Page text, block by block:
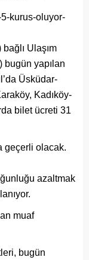
Ulaşım
bugün yapılan
Üsküdar-
Kadıköy-
bilet ücreti 31
geçerli olacak.
azaltmak
muaf
bugün